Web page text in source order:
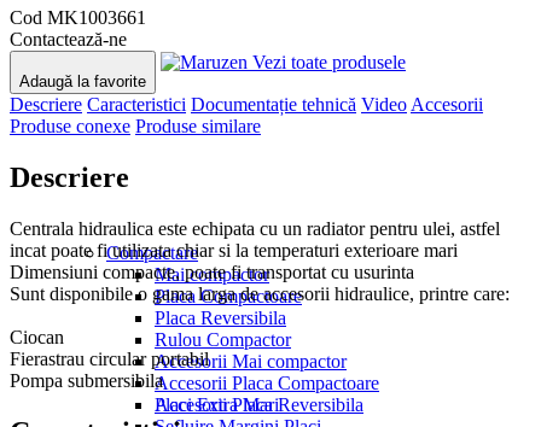
Placi Extra Mari
Compactare
Mai compactor
Placa Compactoare
Placa Reversibila
Rulou Compactor
Accesorii Mai compactor
Accesorii Placa Compactoare
Accesorii Placa Reversibila
Cod MK1003661
Contactează-ne
Adaugă la favorite
Vezi toate produsele
Descriere Caracteristici Documentație tehnică Video Accesorii
Produse conexe Produse similare
Descriere
Centrala hidraulica este echipata cu un radiator pentru ulei, astfel
incat poate fi utilizata chiar si la temperaturi exterioare mari
Dimensiuni compacte, poate fi transportat cu usurinta
Sunt disponibile o gama larga de accesorii hidraulice, printre care:
Ciocan
Fierastrau circular portabil
Pompa submersibila